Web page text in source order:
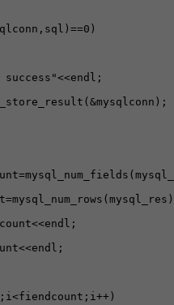
==0 )
<<endl;
( &mysqlconn);
=mysql_num_fields
=mysql_num_rows
<<endl;
<<endl;
;i<fiendcount;i++ )